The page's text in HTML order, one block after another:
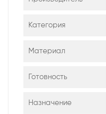
Категория
Материал
Готовность
Назначение